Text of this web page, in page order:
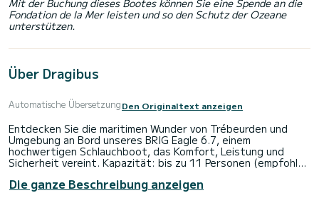
Mit der Buchung dieses Bootes können Sie eine Spende an die
Fondation de la Mer leisten und so den Schutz der Ozeane
unterstützen.
Über Dragibus
Automatische ÜbersetzungDen Originaltext anzeigen
Entdecken Sie die maritimen Wunder von Trébeurden und
Umgebung an Bord unseres BRIG Eagle 6.7, einem
hochwertigen Schlauchboot, das Komfort, Leistung und
Sicherheit vereint. Kapazität: bis zu 11 Personen (empfohlen
Mercury 175 PS - leistungsstark, zuverlässig und
wirtschaftlich Vermietung: mit oder ohne Skipper (je nach
Die ganze Beschreibung anzeigen